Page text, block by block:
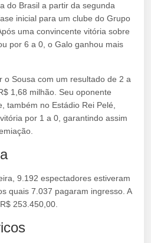
do Brasil a partir da segunda
inicial para um clube do Grupo
uma convincente vitória sobre
por 6 a 0, o Galo ganhou mais
o Sousa com um resultado de 2 a
1,68 milhão. Seu oponente
também no Estádio Rei Pelé,
por 1 a 0, garantindo assim
9.192 espectadores estiveram
quais 7.037 pagaram ingresso. A
253.450,00.